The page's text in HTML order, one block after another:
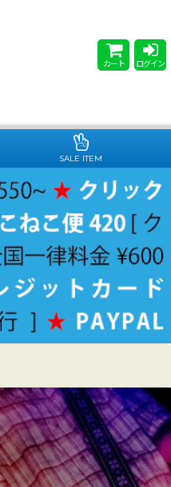
カート ログイン
SALE ITEM